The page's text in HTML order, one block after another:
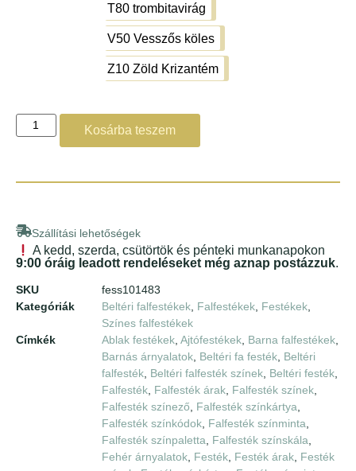
T80 trombitavirág
T80 trombitavirág
V50 Vesszős köles
V50 Vesszős köles
Z10 Zöld Krizantém
Z10 Zöld Krizantém
Kosárba teszem
Szállítási lehetőségek
A kedd, szerda, csütörtök és pénteki munkanapokon
9:00 óráig leadott rendeléseket még aznap postázzuk.
SKU
fess101483
Kategóriák
Beltéri falfestékek Falfestékek Festékek
Színes falfestékek
Címkék
Ablak festékek Ajtófestékek Barna falfestékek
Barnás árnyalatok Beltéri fa festék Beltéri
falfesték Beltéri falfesték színek Beltéri festék
Falfesték Falfesték árak Falfesték színek
Falfesték színező
Falfesték színkártya
Falfesték színkódok Falfesték színminta
Falfesték színpaletta
Falfesték színskála
Fehér árnyalatok Festék Festék árak Festék